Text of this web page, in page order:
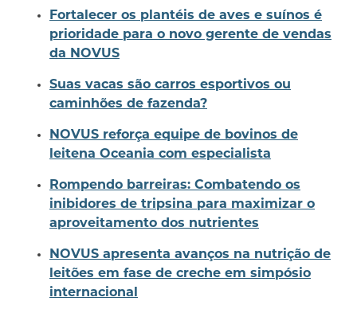
Fortalecer os plantéis de aves e suínos é
prioridade para o novo gerente de vendas
da NOVUS
Suas vacas são carros esportivos ou
caminhões de fazenda?
NOVUS reforça equipe de bovinos de
leitena Oceania com especialista
Rompendo barreiras: Combatendo os
inibidores de tripsina para maximizar o
aproveitamento dos nutrientes
NOVUS apresenta avanços na nutrição de
leitões em fase de creche em simpósio
internacional